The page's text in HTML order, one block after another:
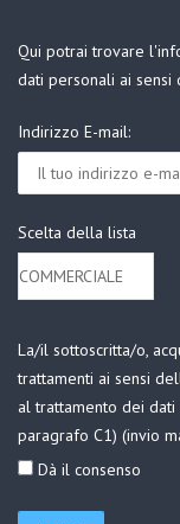
Qui potrai trovare
dati personali ai
Indirizzo E-mail:
Scelta della lista
La/il sottoscritta/o,
trattamenti ai sensi
al trattamento dei
paragrafo C1) (invio
Dà il consenso